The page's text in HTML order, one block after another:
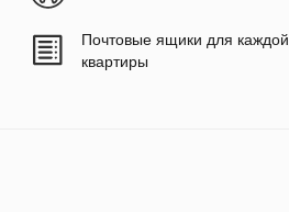
Почтовые ящики для каждой
квартиры